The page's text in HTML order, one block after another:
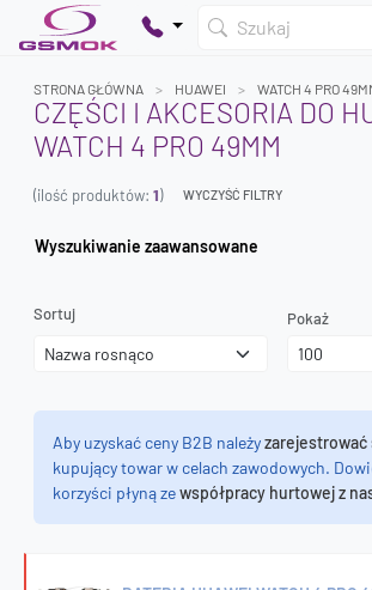
Szukaj
Dodaj produkty, aby kontynuować.
STRONA GŁÓWNA HUAWEI WATCH 4 PRO
CZĘŚCI I AKCESORIA DO
WATCH 4 PRO 49MM
(ilość produktów: 1) WYCZYŚĆ FILTRY
Wyszukiwanie zaawansowane
Sortuj Pokaż
Aby uzyskać ceny B2B należyzarejestrować
kupujący towar w celach zawodowych.
korzyści płyną zewspółpracy hurtowej z